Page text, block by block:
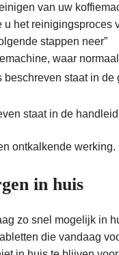
van uw
het reinigingsproces
stappen neer”
waar
beschreven staat in
staat in de
ontkalkende werking.
in huis
zo snel mogelijk in
die vandaag